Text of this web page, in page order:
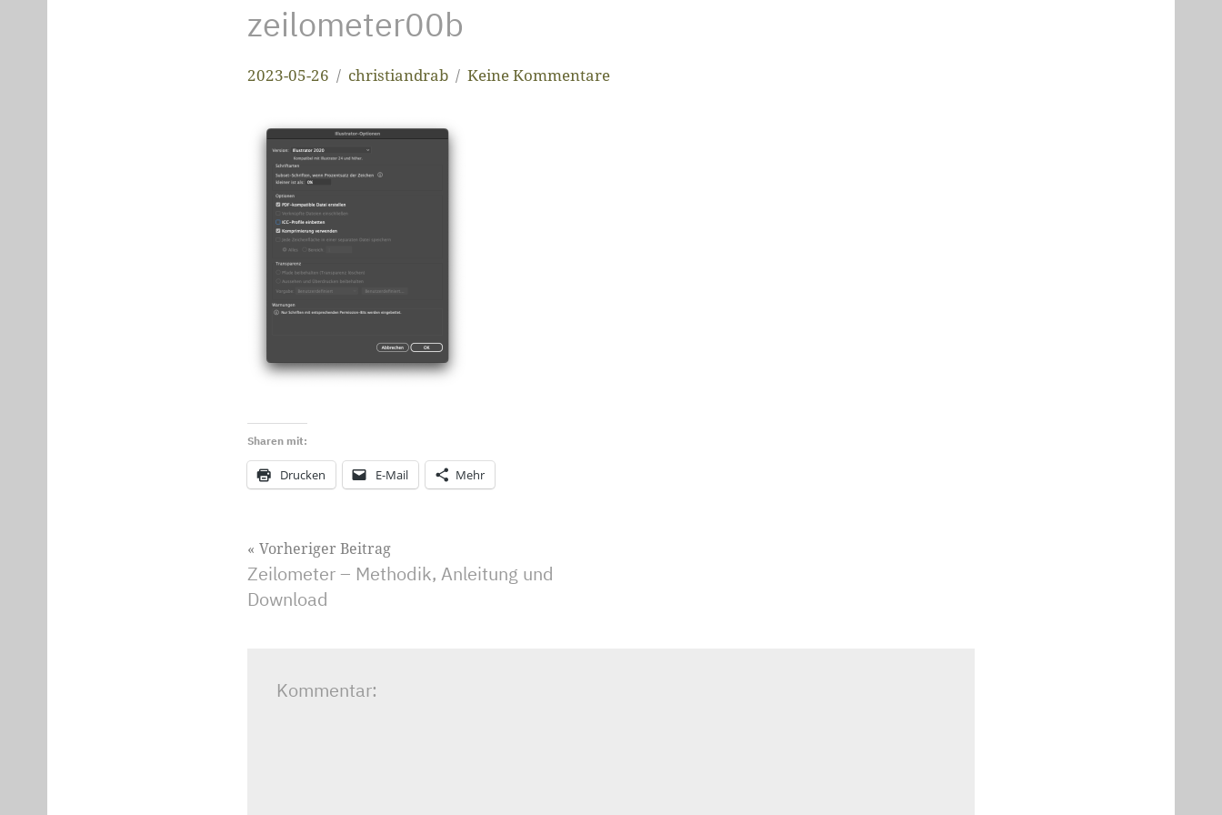
zeilometer00b
2023-05-26 christiandrab Keine Kommentare
Sharen mit:
Drucken E-Mail Mehr
Beitragsnavigation
Vorheriger Beitrag
Zeilometer – Methodik, Anleitung und
Download
Kommentar: